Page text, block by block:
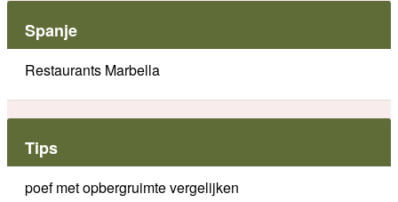
Spanje
Restaurants Marbella
Tips
poef met opbergruimte vergelijken